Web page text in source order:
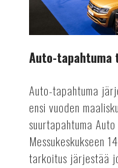
Auto-tapahtuma
Auto-tapahtuma
ensi vuoden
suurtapahtuma
Messukeskukseen
tarkoitus järjestää